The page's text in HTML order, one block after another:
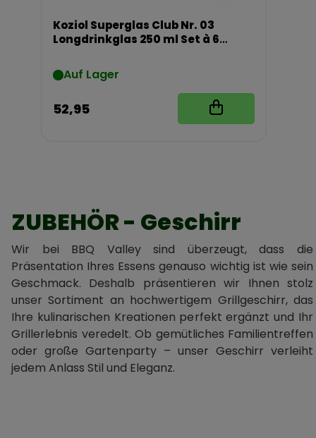
Koziol Superglas Club Nr. 03
Longdrinkglas 250 ml Set à 6
Auf Lager
52,95
ZUBEHÖR - Geschirr
Wir bei BBQ Valley sind überzeugt, dass die
Präsentation Ihres Essens genauso wichtig ist wie sein
Geschmack. Deshalb präsentieren wir Ihnen stolz
unser Sortiment an hochwertigem Grillgeschirr, das
Ihre kulinarischen Kreationen perfekt ergänzt und Ihr
Grillerlebnis veredelt. Ob gemütliches Familientreffen
oder große Gartenparty – unser Geschirr verleiht
jedem Anlass Stil und Eleganz.